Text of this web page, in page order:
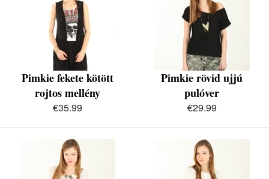
Pimkie fekete kötött
rojtos mellény
€35.99
Pimkie rövid ujjú
pulóver
€29.99